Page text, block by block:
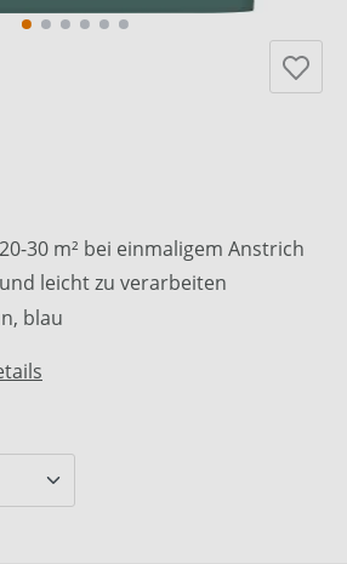
30 m² bei einmaligem Anstrich
leicht zu verarbeiten
blau